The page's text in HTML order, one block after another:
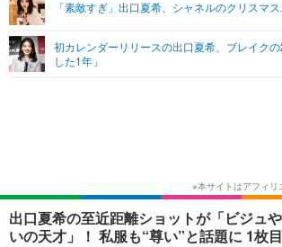
ショッピング
エンタメ
エンタメTOP
ショッピング
ライフ
「素敵すぎ」出口夏希、シャネルのクリスマ
初カレンダーリリースの出口夏希、ブレイク
した1年」
出口夏希の至近距離ショットが「ビジュ
いの天才」！ 私服も“尊い”と話題に 1枚